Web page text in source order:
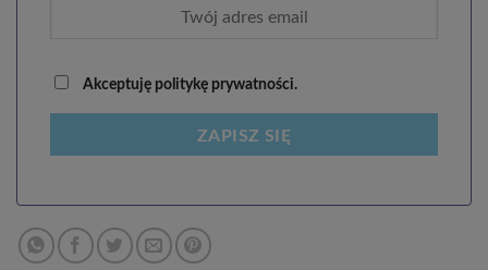
Akceptuję politykę prywatności.
ZAPISZ SIĘ